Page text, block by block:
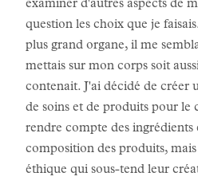
examiner d'autres aspects de
question les choix que je
plus grand organe, il me
mettais sur mon corps soit
contenait. J'ai décidé de créer
de soins et de produits pour le
rendre compte des ingrédients
composition des produits,
éthique qui sous-tend leur